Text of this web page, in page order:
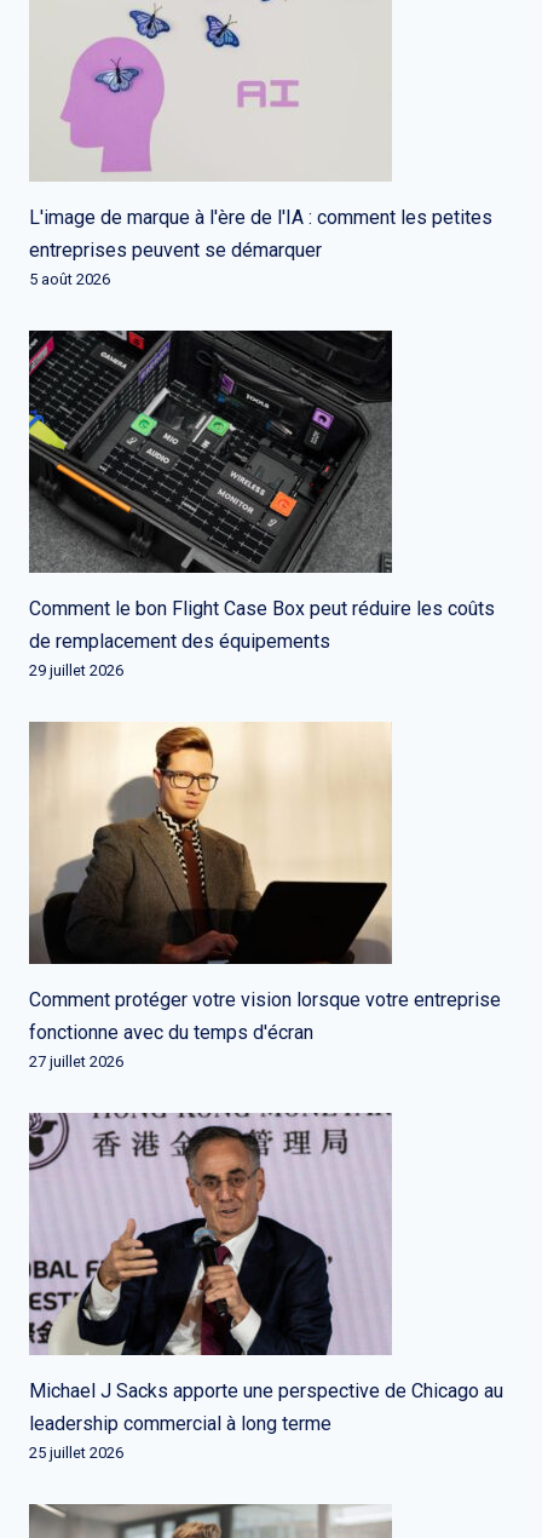
L'image de marque à l'ère de l'IA : comment les petites
entreprises peuvent se démarquer
5 août 2026
Comment le bon Flight Case Box peut réduire les coûts
de remplacement des équipements
29 juillet 2026
Comment protéger votre vision lorsque votre entreprise
fonctionne avec du temps d'écran
27 juillet 2026
Michael J Sacks apporte une perspective de Chicago au
leadership commercial à long terme
25 juillet 2026